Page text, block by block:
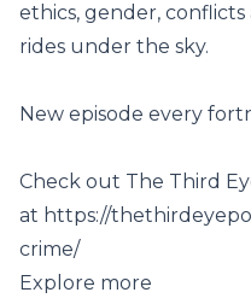
ethics, gender,
rides under the sky.
New episode every
Check out The Third
at https://
crime/
Explore more